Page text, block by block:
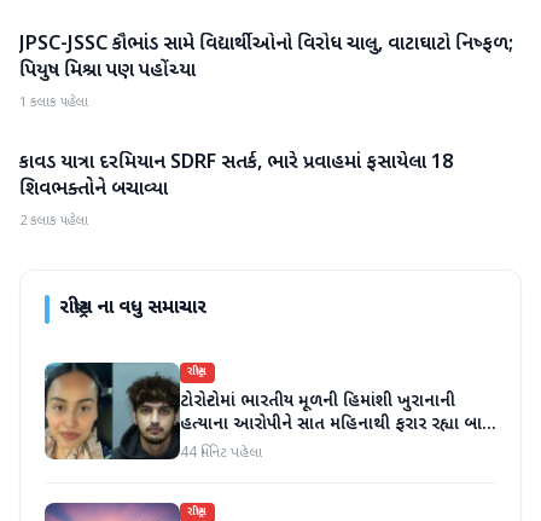
રાષ્ટ્રીય
JPSC-JSSC કૌભાંડ સામે વિદ્યાર્થીઓનો વિરોધ ચાલુ, વાટાઘાટો નિષ્ફળ;
પિયુષ મિશ્રા પણ પહોંચ્યા
1 કલાક પહેલા
રાષ્ટ્રીય
કાવડ યાત્રા દરમિયાન SDRF સતર્ક, ભારે પ્રવાહમાં ફસાયેલા 18
શિવભક્તોને બચાવ્યા
2 કલાક પહેલા
રાષ્ટ્રીયના વધુ સમાચાર
રાષ્ટ્રીય
ટોરોન્ટોમાં ભારતીય મૂળની હિમાંશી ખુરાનાની
હત્યાના આરોપીને સાત મહિનાથી ફરાર રહ્યા બાદ
ધરપકડ કરવામાં આવી
44 મિનિટ પહેલા
રાષ્ટ્રીય